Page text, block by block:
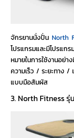
จักรยานนั่งปั่นNorth
โปรแกรมและมีโปรแกร
หมายในการใช้งานอ
ความเร็ว / ระยะทาง
แบบมือสัมผัส
3. North Fitness รุ่